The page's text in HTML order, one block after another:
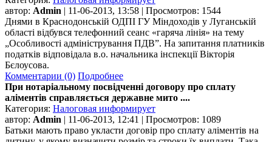
автор: Admin | 11-06-2013, 13:58 | Просмотров: 1544
Днями в Краснодонській ОДПІ ГУ Міндоходів у Луганській
області відбувся телефонний сеанс «гаряча лінія» на тему
„Особливості адміністрування ПДВ”. На запитання платників
податків відповідала в.о. начальника інспекції Вікторія
Бєлоусова.
Комментарии (0) Подробнее
При нотаріальному посвідченні договору про сплату
аліментів справляється державне мито ....
Категория: Налоговая информирует
автор: Admin | 11-06-2013, 12:41 | Просмотров: 1089
Батьки мають право укласти договір про сплату аліментів на